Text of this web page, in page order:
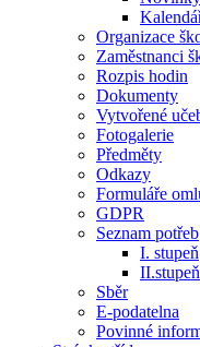
Organizace
Zaměstnanci
Rozpis hodin
Dokumenty
Vytvořené
Fotogalerie
Předměty
Odkazy
Formuláře
GDPR
Seznam potřeb
I. stupeň
II.stupeň
Sběr
E-podatelna
Povinné